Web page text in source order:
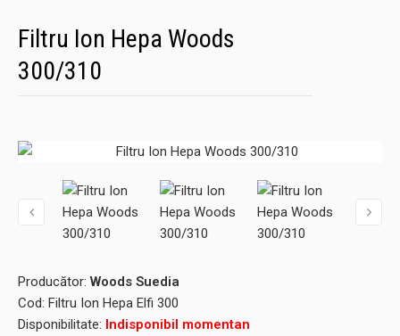
Filtru Ion Hepa Woods
300/310
Producător: Woods Suedia
Cod: Filtru Ion Hepa Elfi 300
Disponibilitate: Indisponibil momentan